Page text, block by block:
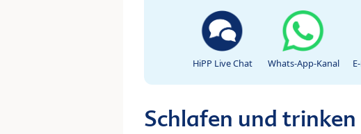
HiPP Live Chat Whats-App-Kanal
Schlafen und trinken